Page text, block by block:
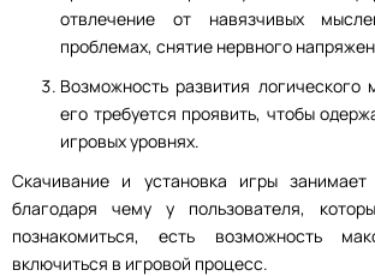
отвлечение от навязчивых
проблемах, снятие нервного
Возможность развития
его требуется проявить, чтобы
игровых уровнях.
Скачивание и установка игры занимает
благодаря чему у пользователя,
познакомиться, есть возможность
включиться в игровой процесс.